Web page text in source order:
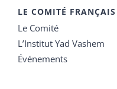
LE COMITÉ
Le Comité
L’Institut Yad Vashem
Événements